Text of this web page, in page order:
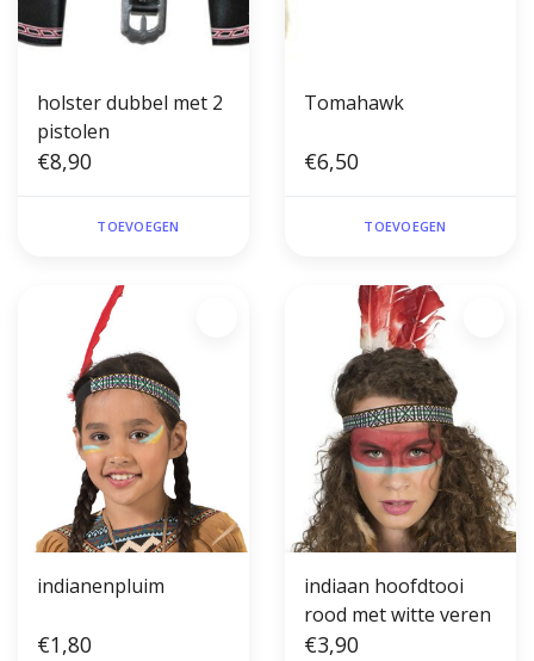
holster dubbel met 2
pistolen
€8,90
TOEVOEGEN
Tomahawk
€6,50
TOEVOEGEN
indianenpluim
€1,80
indiaan hoofdtooi
rood met witte veren
€3,90